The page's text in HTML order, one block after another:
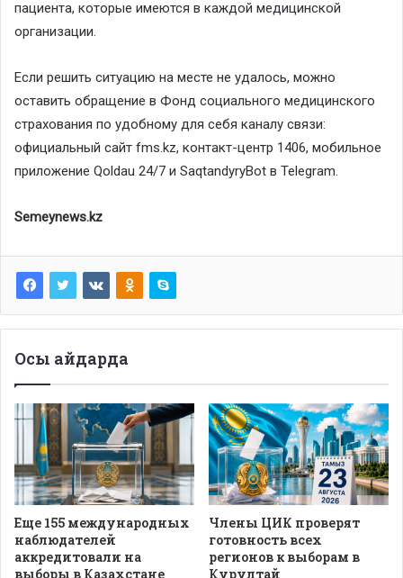
пациента, которые имеются в каждой медицинской
организации.
Если решить ситуацию на месте не удалось, можно
оставить обращение в Фонд социального медицинского
страхования по удобному для себя каналу связи:
официальный сайт fms.kz, контакт-центр 1406, мобильное
приложение Qoldau 24/7 и SaqtandyryBot в Telegram.
Semeynews.kz
Осы айдарда
Еще 155 международных
наблюдателей
аккредитовали на
выборы в Казахстане
Члены ЦИК проверят
готовность всех
регионов к выборам в
Курултай